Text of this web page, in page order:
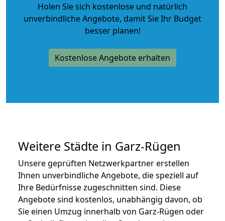
Holen Sie sich kostenlose und natürlich
unverbindliche Angebote, damit Sie Ihr Budget
besser planen!
Kostenlose Angebote erhalten
Weitere Städte in Garz-Rügen
Unsere geprüften Netzwerkpartner erstellen
Ihnen unverbindliche Angebote, die speziell auf
Ihre Bedürfnisse zugeschnitten sind. Diese
Angebote sind kostenlos, unabhängig davon, ob
Sie einen Umzug innerhalb von Garz-Rügen oder